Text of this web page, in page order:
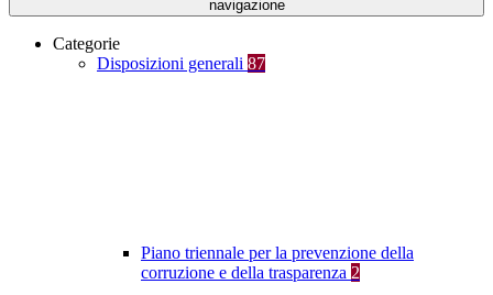
navigazione
Categorie
Disposizioni generali 87
Piano triennale per la prevenzione della
corruzione e della trasparenza 2